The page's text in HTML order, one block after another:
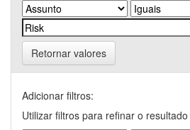
Retornar valores
Adicionar filtros:
Utilizar filtros para refinar o